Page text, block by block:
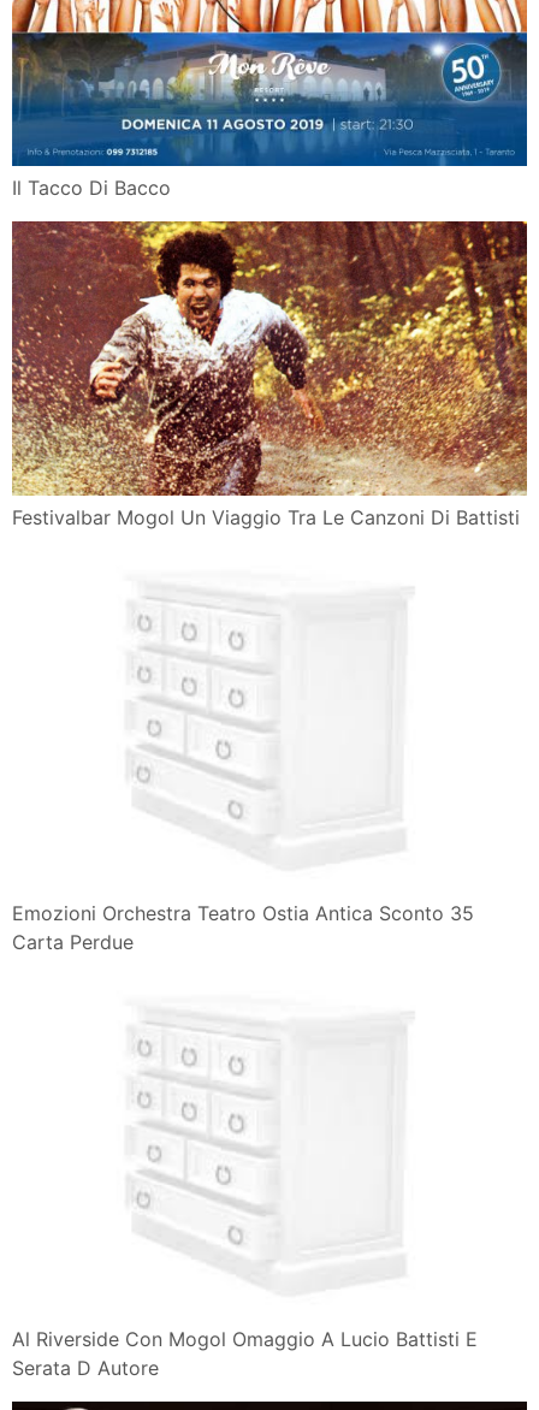
Il Tacco Di Bacco
Festivalbar Mogol Un Viaggio Tra Le Canzoni Di Battisti
Emozioni Orchestra Teatro Ostia Antica Sconto 35
Carta Perdue
Al Riverside Con Mogol Omaggio A Lucio Battisti E
Serata D Autore